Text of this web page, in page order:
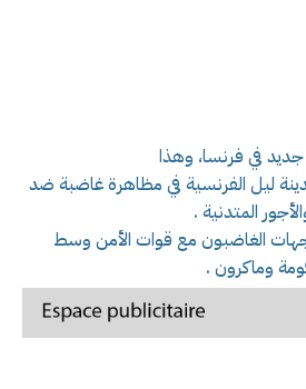
في فرنسا، وهذا
ليل الفرنسية في مظاهرة غاضبة ضد
المتدنية .
الغاضبون مع قوات الأمن وسط
وماكرون .